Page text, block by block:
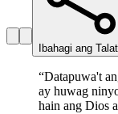
Ibahagi ang
“Datapuwa't
ay huwag
hain ang Dios